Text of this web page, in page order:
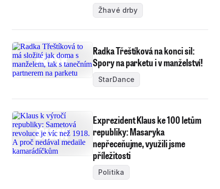
Žhavé drby
Radka Třeštíková na konci sil:
Spory na parketu i v manželství!
StarDance
Exprezident Klaus ke 100 letům
republiky: Masaryka
nepřeceňujme, využili jsme
příležitosti
Politika